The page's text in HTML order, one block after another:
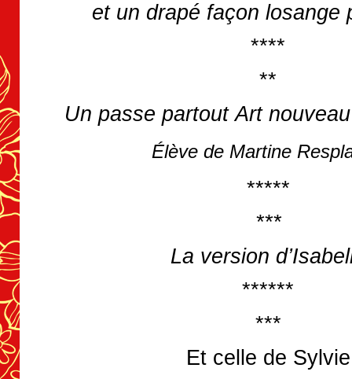
et un drapé façon losange
****
**
Un passe partout Art
Élève de Martine
*****
***
La version
******
***
Et celle de Sylvie